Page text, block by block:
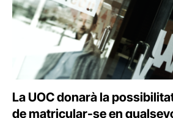
La UOC donarà la
de matricular-se en